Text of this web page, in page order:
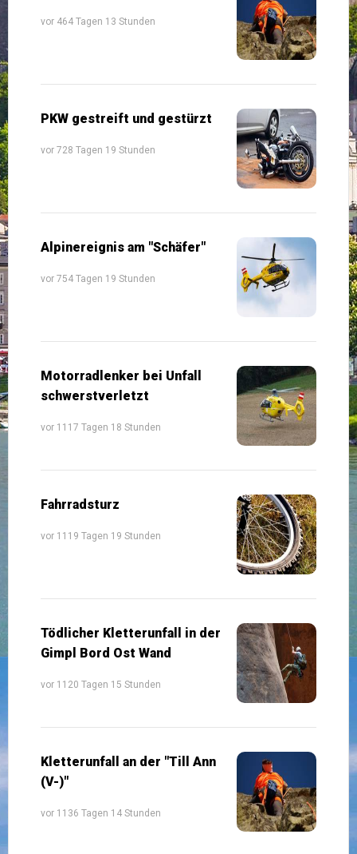
vor 464 Tagen 13 Stunden
PKW gestreift und gestürzt
vor 728 Tagen 19 Stunden
Alpinereignis am "Schäfer"
vor 754 Tagen 19 Stunden
Motorradlenker bei Unfall
schwerstverletzt
vor 1117 Tagen 18 Stunden
Fahrradsturz
vor 1119 Tagen 19 Stunden
Tödlicher Kletterunfall in der
Gimpl Bord Ost Wand
vor 1120 Tagen 15 Stunden
Kletterunfall an der "Till Ann
(V-)"
vor 1136 Tagen 14 Stunden